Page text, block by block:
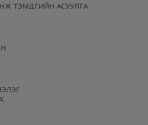
ТЭМДГИЙН АСУУЛГА